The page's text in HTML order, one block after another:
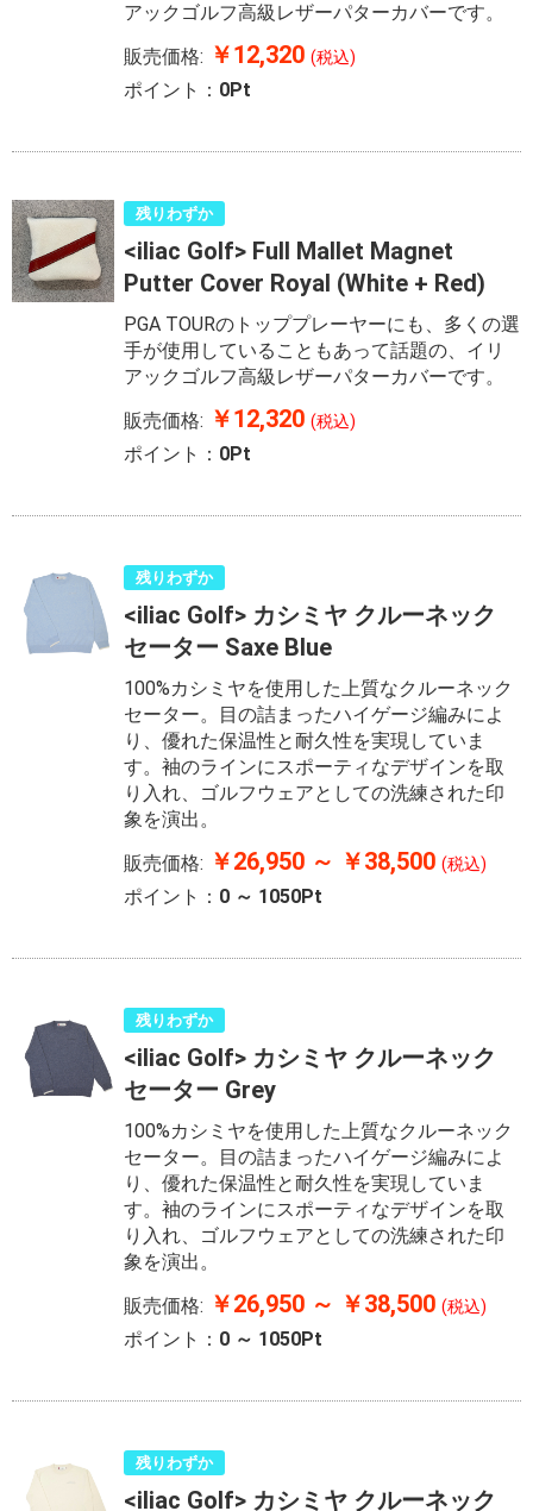
アックゴルフ高級レザーパターカバーです。
販売価格: ￥12,320(税込)
ポイント： 0Pt
残りわずか
<iliac Golf> Full Mallet Magnet
Putter Cover Royal (White + Red)
PGA TOURのトッププレーヤーにも、多くの選
手が使用していることもあって話題の、イリ
アックゴルフ高級レザーパターカバーです。
販売価格: ￥12,320(税込)
ポイント： 0Pt
残りわずか
<iliac Golf> カシミヤ クルーネック
セーター Saxe Blue
100%カシミヤを使用した上質なクルーネック
セーター。目の詰まったハイゲージ編みによ
り、優れた保温性と耐久性を実現していま
す。袖のラインにスポーティなデザインを取
り入れ、ゴルフウェアとしての洗練された印
象を演出。
販売価格: ￥26,950 ～ ￥38,500(税込)
ポイント： 0 ～ 1050Pt
残りわずか
<iliac Golf> カシミヤ クルーネック
セーター Grey
100%カシミヤを使用した上質なクルーネック
セーター。目の詰まったハイゲージ編みによ
り、優れた保温性と耐久性を実現していま
す。袖のラインにスポーティなデザインを取
り入れ、ゴルフウェアとしての洗練された印
象を演出。
販売価格: ￥26,950 ～ ￥38,500(税込)
ポイント： 0 ～ 1050Pt
残りわずか
<iliac Golf> カシミヤ クルーネック